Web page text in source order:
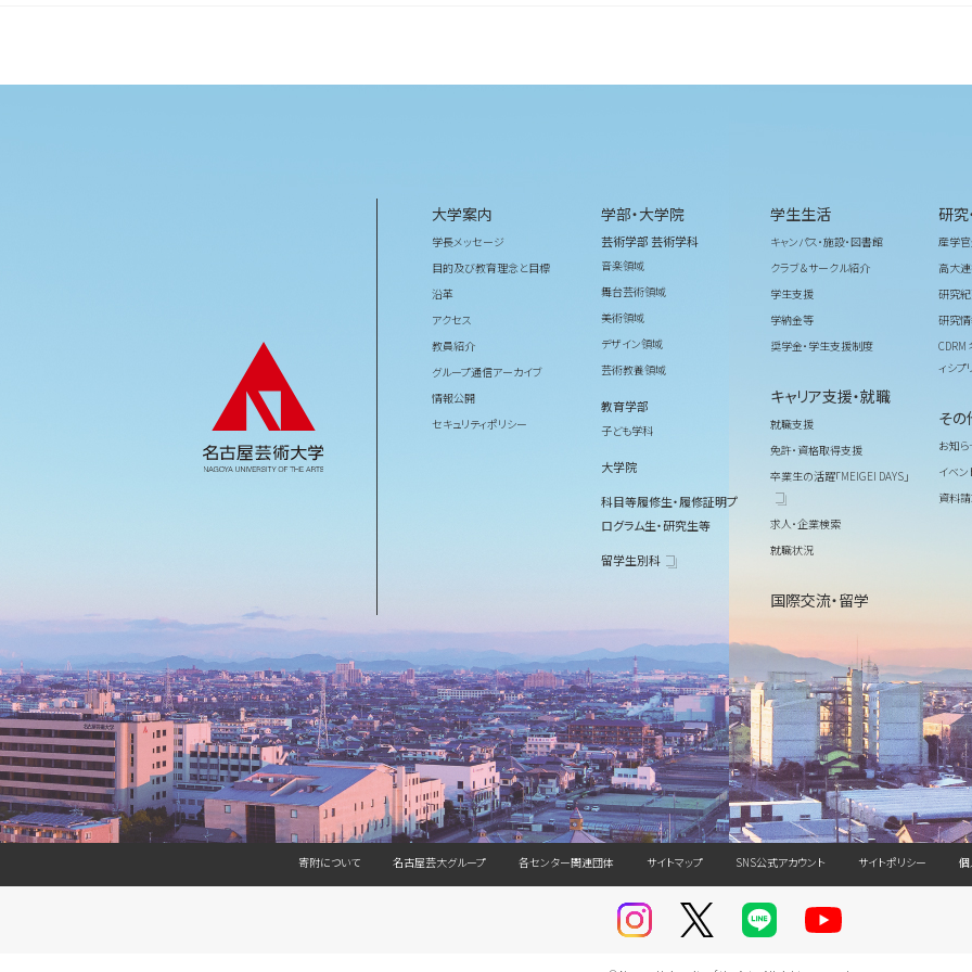
大学案内
学長メッセージ
目的及び教育理念と目標
沿革
アクセス
教員紹介
グループ通信アーカイブ
情報公開
セキュリティポリシー
学部・大学院
芸術学部 芸術学科
音楽領域
舞台芸術領域
美術領域
デザイン領域
芸術教養領域
教育学部
子ども学科
大学院
科目等履修生・履修証明プ
ログラム生・研究生等
留学生別科
学生生活
キャンパス・施設・図書館
クラブ＆サークル紹介
学生支援
学納金等
奨学金・学生支援制度
キャリア支援・就職
就職支援
免許・資格取得支援
卒業生の活躍「MEIGEI DAYS」
求人・企業検索
就職状況
国際交流・留学
研究
産学
高大
研究
研究
ィシプ
その
お知
イベ
資料
寄附について 名古屋芸大グループ 各センター関連団体 サイトマップ SNS公式アカウント サイトポリシー